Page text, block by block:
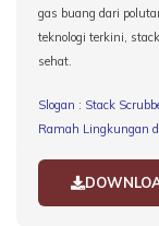
gas buang dari
teknologi terkini,
sehat.
Slogan : Stack
Ramah Lingkungan